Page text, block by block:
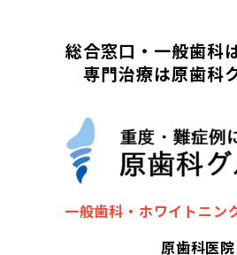
総合窓口・一般歯科
専門治療は原歯科
一般歯科・ホワイトニン
原歯科医院